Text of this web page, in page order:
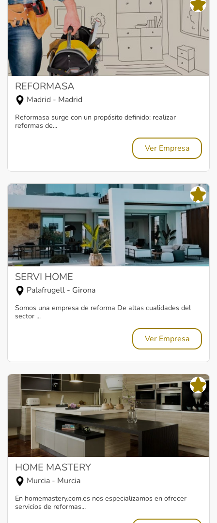
REFORMASA
Madrid - Madrid
Reformasa surge con un propósito definido: realizar
reformas de...
Ver Empresa
SERVI HOME
Palafrugell - Girona
Somos una empresa de reforma De altas cualidades del
sector ...
Ver Empresa
HOME MASTERY
Murcia - Murcia
En homemastery.com.es nos especializamos en ofrecer
servicios de reformas...